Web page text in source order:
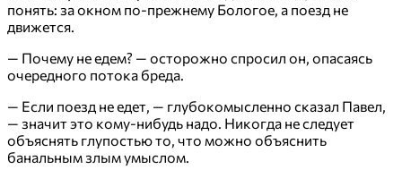
понять: за окном по-прежнему Бологое, а поезд не
движется.
— Почему не едем? — осторожно спросил он, опасаясь
очередного потока бреда.
— Если поезд не едет, — глубокомысленно сказал Павел,
— значит это кому-нибудь надо. Никогда не следует
объяснять глупостью то, что можно объяснить
банальным злым умыслом.